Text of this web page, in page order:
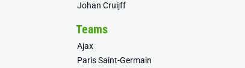
Johan Cruijff
Teams
Ajax
Paris Saint-Germain